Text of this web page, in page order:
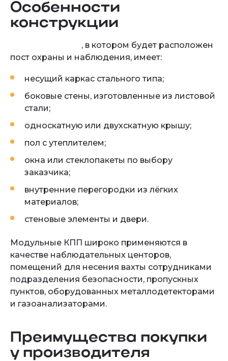
Особенности
конструкции
, в котором будет расположен
пост охраны и наблюдения, имеет:
несущий каркас стального типа;
боковые стены, изготовленные из листовой
стали;
односкатную или двухскатную крышу;
пол с утеплителем;
окна или стеклопакеты по выбору
заказчика;
внутренние перегородки из лёгких
материалов;
стеновые элементы и двери.
Модульные КПП широко применяются в
качестве наблюдательных центоров,
помещений для несения вахты сотрудниками
подразделения безопасности, пропускных
пунктов, оборудованных металлодетекторами
и газоанализаторами.
Преимущества покупки
у производителя